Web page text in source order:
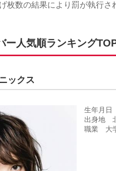
枚数の結果により罰が執行さ
ー人気順ランキング
ックス
生年月
出身地
職業 大